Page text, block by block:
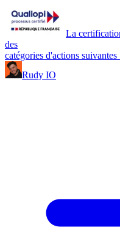
La
des
catégories d'actions suivantes
Rudy IO